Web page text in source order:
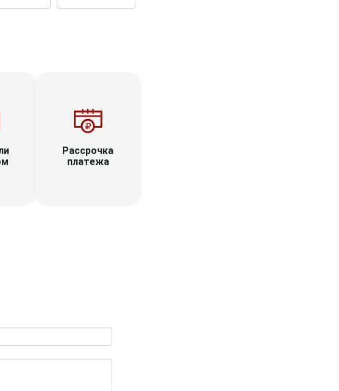
Рассрочка
платежа